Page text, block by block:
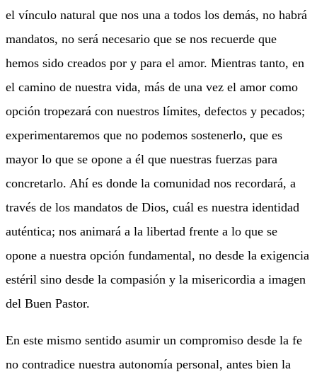
el vínculo natural que nos una a todos los demás, no habrá
mandatos, no será necesario que se nos recuerde que
hemos sido creados por y para el amor. Mientras tanto, en
el camino de nuestra vida, más de una vez el amor como
opción tropezará con nuestros límites, defectos y pecados;
experimentaremos que no podemos sostenerlo, que es
mayor lo que se opone a él que nuestras fuerzas para
concretarlo. Ahí es donde la comunidad nos recordará, a
través de los mandatos de Dios, cuál es nuestra identidad
auténtica; nos animará a la libertad frente a lo que se
opone a nuestra opción fundamental, no desde la exigencia
estéril sino desde la compasión y la misericordia a imagen
del Buen Pastor.
En este mismo sentido asumir un compromiso desde la fe
no contradice nuestra autonomía personal, antes bien la